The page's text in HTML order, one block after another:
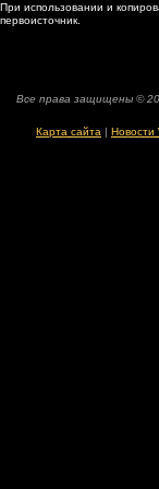
При использовании и
первоисточник.
Все права защищены ©
Карта сайта | Новости